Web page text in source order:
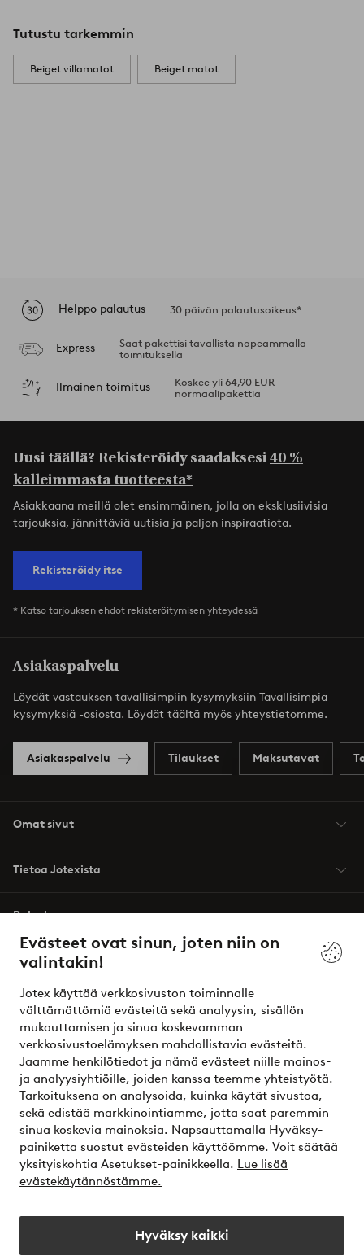
Evästeet ovat sinun, joten niin on
valintakin!
Jotex käyttää verkkosivuston toiminnalle
välttämättömiä evästeitä sekä analyysin, sisällön
mukauttamisen ja sinua koskevamman
verkkosivustoelämyksen mahdollistavia evästeitä.
Jaamme henkilötiedot ja nämä evästeet niille mainos-
ja analyysiyhtiöille, joiden kanssa teemme yhteistyötä.
Tarkoituksena on analysoida, kuinka käytät sivustoa,
sekä edistää markkinointiamme, jotta saat paremmin
sinua koskevia mainoksia. Napsauttamalla Hyväksy-
painiketta suostut evästeiden käyttöömme. Voit säätää
yksityiskohtia Asetukset-painikkeella. Lue lisää
evästekäytännöstämme.
Hyväksy kaikki
Tutustu tarkemmin
Beiget villamatot Beiget matot
Helppo palautus 30 päivän palautusoikeus*
Express
Saat pakettisi tavallista nopeammalla
toimituksella
Ilmainen toimitus
Koskee yli 64,90 EUR
normaalipakettia
Uusi täällä? Rekisteröidy saadaksesi40 %
kalleimmasta tuotteesta*
Asiakkaana meillä olet ensimmäinen, jolla on eksklusiivisia
tarjouksia, jännittäviä uutisia ja paljon inspiraatiota.
Rekisteröidy itse
* Katso tarjouksen ehdot rekisteröitymisen yhteydessä
Asiakaspalvelu
Löydät vastauksen tavallisimpiin kysymyksiin Tavallisimpia
kysymyksiä -osiosta. Löydät täältä myös yhteystietomme.
Asiakaspalvelu Tilaukset Maksutavat
Omat sivut
Tietoa Jotexista
Palvelumme
Ehdot
Ystävät
Turvalliset maksut – maksa nyt tai erissä
Haluatko tietää lisää maksuvaihtoehdoistamme?
elpy